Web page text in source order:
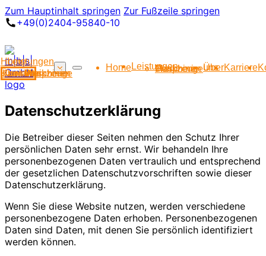
Zum Hauptinhalt springen Zur Fußzeile springen
+49(0)2404-95840-10
Home
Leistungen
Maschinen
Peripherie
Werkzeuge
Über uns
Karriere
Kontakt
HomeLeistungenMaschinen
Peripherie
WerkzeugeÜber uns Karriere
Datenschutzerklärung
Die Betreiber dieser Seiten nehmen den Schutz Ihrer
persönlichen Daten sehr ernst. Wir behandeln Ihre
personenbezogenen Daten vertraulich und entsprechend
der gesetzlichen Datenschutzvorschriften sowie dieser
Datenschutzerklärung.
Wenn Sie diese Website nutzen, werden verschiedene
personenbezogene Daten erhoben. Personenbezogenen
Daten sind Daten, mit denen Sie persönlich identifiziert
werden können.